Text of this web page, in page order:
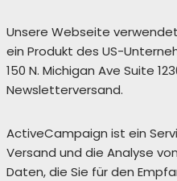
Unsere Webseite
ein Produkt des US-
150 N. Michigan Ave Suite
Newsletterversand.
ActiveCampaign ist ein
Versand und die Analyse
Daten, die Sie für den